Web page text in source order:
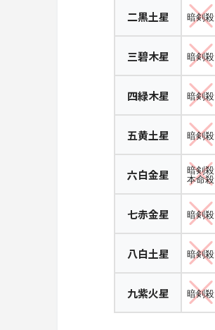
二黒土星 暗剣殺
三碧木星 暗剣殺
四緑木星 暗剣殺
五黄土星 暗剣殺
六白金星
暗剣殺
本命殺
七赤金星 暗剣殺
八白土星 暗剣殺
九紫火星 暗剣殺